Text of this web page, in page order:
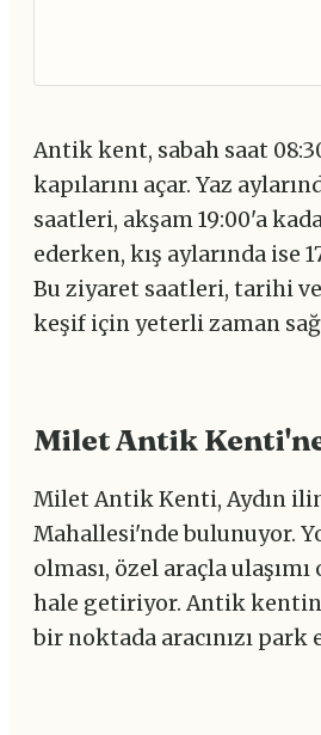
Antik kent, sabah saat
kapılarını açar. Yaz
saatleri, akşam 19:00'a
ederken, kış aylarında ise
Bu ziyaret saatleri, tarihi
keşif için yeterli zaman
Milet Antik
Milet Antik Kenti, Aydın
Mahallesi'nde bulunuyor.
olması, özel araçla
hale getiriyor. Antik
bir noktada aracınızı